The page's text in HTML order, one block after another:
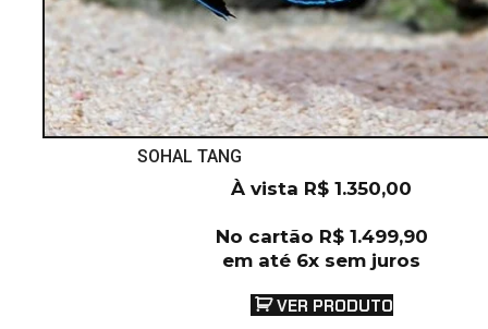
SOHAL TANG
À vista R$ 1.350,00
No cartão R$1.499,90
em até 6x sem juros
VER PRODUTO